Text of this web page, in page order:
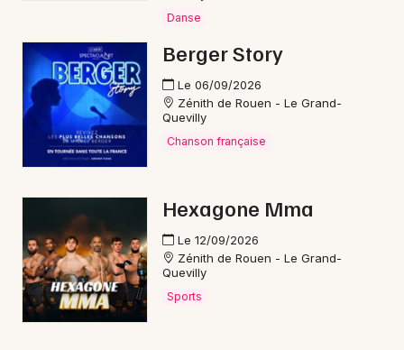
Danse
Berger Story
Le 06/09/2026
Zénith de Rouen - Le Grand-
Quevilly
Chanson française
Hexagone Mma
Le 12/09/2026
Zénith de Rouen - Le Grand-
Quevilly
Sports